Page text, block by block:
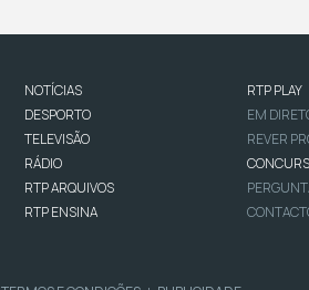
NOTÍCIAS
DESPORTO
TELEVISÃO
RÁDIO
RTP ARQUIVOS
RTP ENSINA
RTP PLAY
EM
REVER